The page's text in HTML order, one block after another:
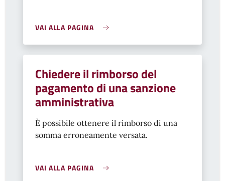
VAI ALLA PAGINA
Chiedere il rimborso del
pagamento di una sanzione
amministrativa
È possibile ottenere il rimborso di una
somma erroneamente versata.
VAI ALLA PAGINA